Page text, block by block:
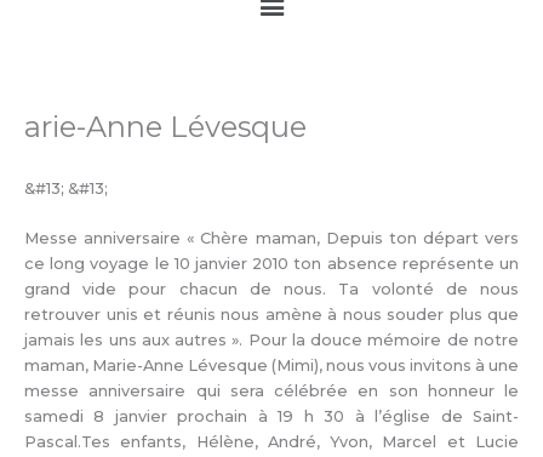
arie-Anne Lévesque
&#13; &#13;
Messe anniversaire « Chère maman, Depuis ton départ vers
ce long voyage le 10 janvier 2010 ton absence représente un
grand vide pour chacun de nous. Ta volonté de nous
retrouver unis et réunis nous amène à nous souder plus que
jamais les uns aux autres ». Pour la douce mémoire de notre
maman, Marie-Anne Lévesque (Mimi), nous vous invitons à une
messe anniversaire qui sera célébrée en son honneur le
samedi 8 janvier prochain à 19 h 30 à l’église de Saint-
Pascal.Tes enfants, Hélène, André, Yvon, Marcel et Lucie